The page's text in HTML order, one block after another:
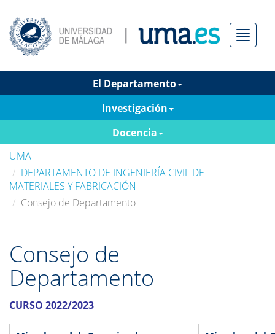
Menú
El Departamento
Investigación
Docencia
UMA
DEPARTAMENTO DE INGENIERÍA CIVIL DE
MATERIALES Y FABRICACIÓN
Consejo de Departamento
Consejo de
Departamento
CURSO 2022/2023